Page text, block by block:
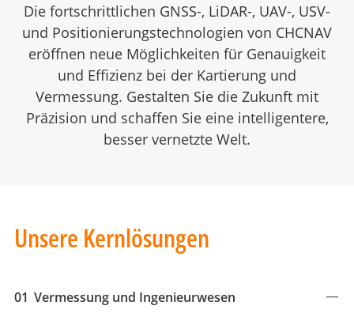
Die fortschrittlichen GNSS-, LiDAR-, UAV-, USV-
und Positionierungstechnologien von CHCNAV
eröffnen neue Möglichkeiten für Genauigkeit
und Effizienz bei der Kartierung und
Vermessung. Gestalten Sie die Zukunft mit
Präzision und schaffen Sie eine intelligentere,
besser vernetzte Welt.
Unsere Kernlösungen
01 Vermessung und Ingenieurwesen